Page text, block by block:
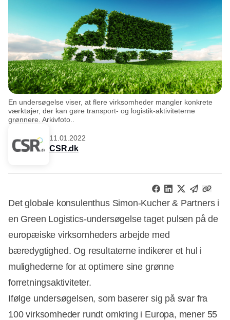
En undersøgelse viser, at flere virksomheder mangler konkrete
værktøjer, der kan gøre transport- og logistik-aktiviteterne
grønnere. Arkivfoto..
11.01.2022
CSR.dk
Det globale konsulenthus Simon-Kucher & Partners i
en Green Logistics-undersøgelse taget pulsen på de
europæiske virksomheders arbejde med
bæredygtighed. Og resultaterne indikerer et hul i
mulighederne for at optimere sine grønne
forretningsaktiviteter.
Ifølge undersøgelsen, som baserer sig på svar fra
100 virksomheder rundt omkring i Europa, mener 55